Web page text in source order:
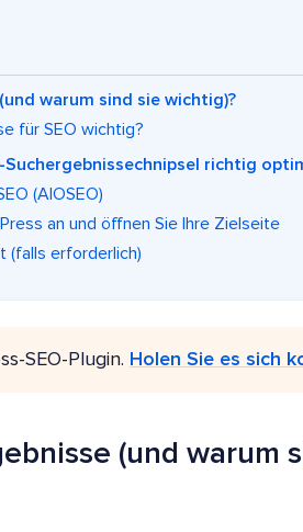
warum sind sie wichtig)?
für SEO wichtig?
richtig
(AIOSEO)
an und öffnen Sie Ihre Zielseite
(falls erforderlich)
SEO-Plugin. Holen Sie es sich
(und warum